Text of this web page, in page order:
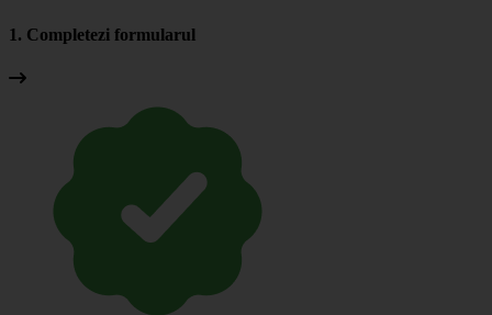
1. Completezi formularul